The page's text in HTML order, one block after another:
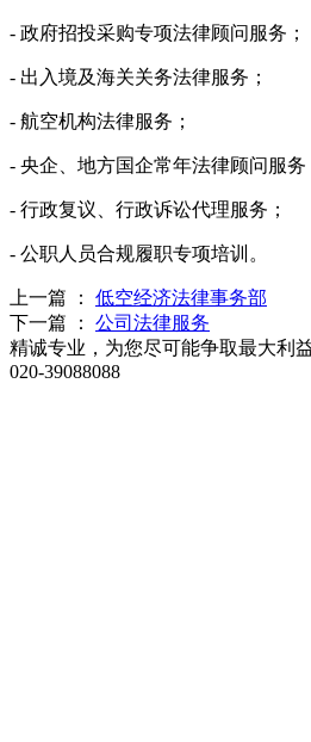
- 政府招投采购专项法律顾问服务；
- 出入境及海关关务法律服务；
- 航空机构法律服务；
- 央企、地方国企常年法律顾问服务
- 行政复议、行政诉讼代理服务；
- 公职人员合规履职专项培训。
上一篇 ：
低空经济法律事务部
下一篇 ：
公司法律服务
精诚专业，为您尽可能争取最大利
020-39088088